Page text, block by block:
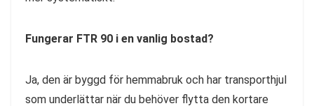
Fungerar FTR 90 i en vanlig bostad?
Ja, den är byggd för hemmabruk och har transporthjul
som underlättar när du behöver flytta den kortare